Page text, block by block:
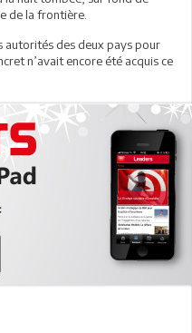
de la frontière.
autorités des deux pays pour
n’avait encore été acquis ce